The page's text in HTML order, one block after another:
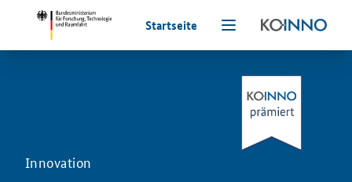
Startseite
Innovation